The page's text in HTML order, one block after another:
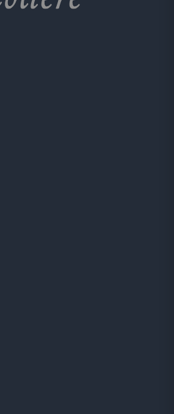
Wasurenagusa (prix Canada Japon) et
langue française - ADELF).Le troisième
a débuté avec Suzuran (2020) un
peuvent parfaitement se lire